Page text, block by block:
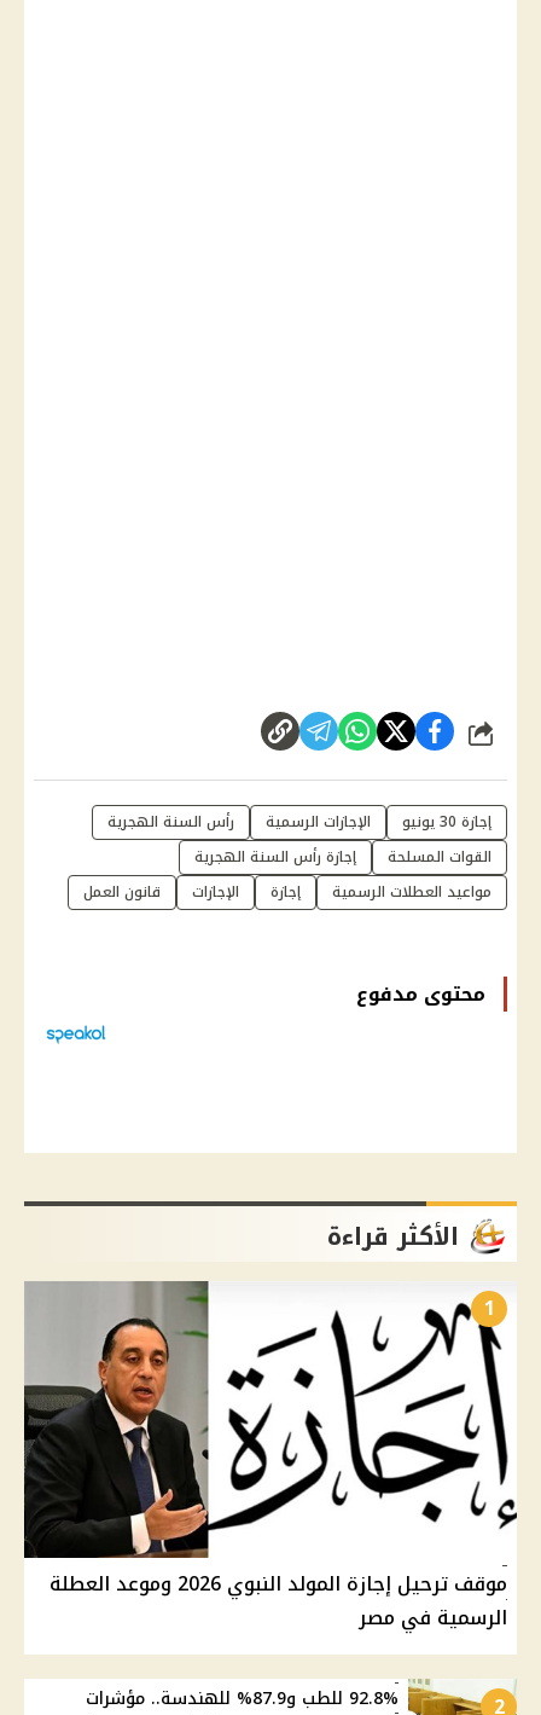
شارك
إجازة 30 يونيو الإجازات الرسمية
رأس السنة الهجرية
القوات المسلحة
إجازة رأس السنة الهجرية
مواعيد العطلات الرسمية
إجازة الإجازات قانون العمل
محتوى مدفوع
الأكثر قراءة
1
موقف ترحيل إجازة المولد النبوي 2026 وموعد العطلة
الرسمية في مصر
2
92.8% للطب و87.9% للهندسة.. مؤشرات